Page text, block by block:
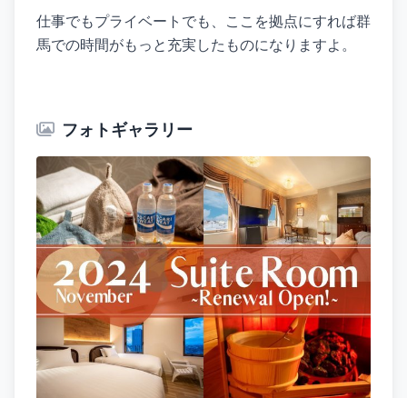
仕事でもプライベートでも、ここを拠点にすれば群
馬での時間がもっと充実したものになりますよ。
フォトギャラリー